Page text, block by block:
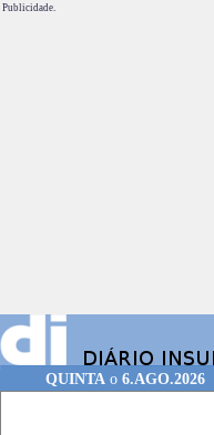
Publicidade.
QUINTAo 6.AGO.2026